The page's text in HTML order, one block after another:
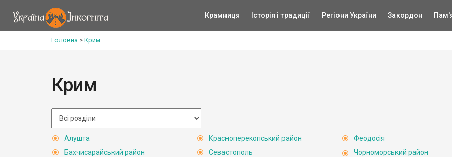
Крамниця Історія і традиції Регіони України Закордон
Головна > Крим
Крим
Алушта
Бахчисарайський район
Красноперекопський район
Севастополь
Феодосія
Чорноморський район